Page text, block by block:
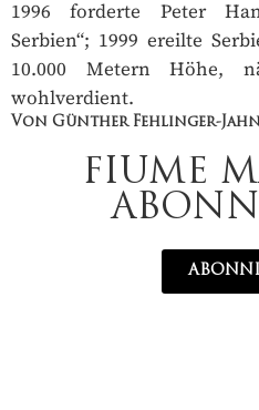
1996 forderte Peter
Serbien“; 1999 ereilte
10.000 Metern Höhe,
wohlverdient.
Von Günther Fehlinger-Jahn
FIUME